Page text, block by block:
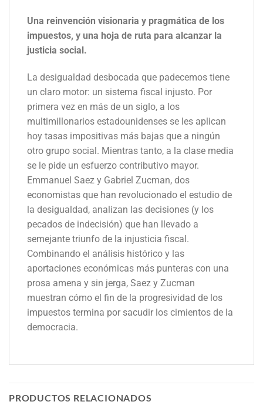
Una reinvención visionaria y pragmática de los
impuestos, y una hoja de ruta para alcanzar la
justicia social.
La desigualdad desbocada que padecemos tiene
un claro motor: un sistema fiscal injusto. Por
primera vez en más de un siglo, a los
multimillonarios estadounidenses se les aplican
hoy tasas impositivas más bajas que a ningún
otro grupo social. Mientras tanto, a la clase media
se le pide un esfuerzo contributivo mayor.
Emmanuel Saez y Gabriel Zucman, dos
economistas que han revolucionado el estudio de
la desigualdad, analizan las decisiones (y los
pecados de indecisión) que han llevado a
semejante triunfo de la injusticia fiscal.
Combinando el análisis histórico y las
aportaciones económicas más punteras con una
prosa amena y sin jerga, Saez y Zucman
muestran cómo el fin de la progresividad de los
impuestos termina por sacudir los cimientos de la
democracia.
PRODUCTOS RELACIONADOS